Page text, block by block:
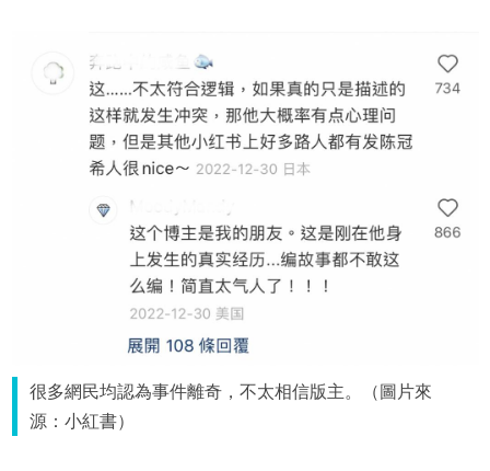
很多網民均認為事件離奇，不太相信版主。（圖片來
源：小紅書）